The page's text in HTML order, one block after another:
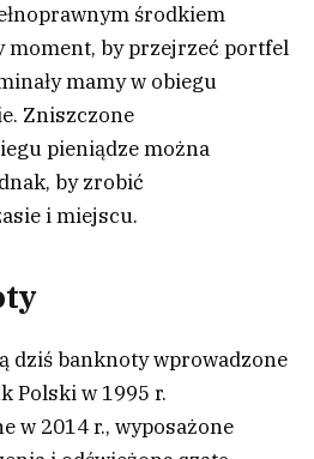
środkiem
moment, by przejrzeć portfel
mamy w obiegu
Zniszczone
pieniądze można
by zrobić
i miejscu.
dziś banknoty wprowadzone
Polski w 1995 r.
w 2014 r., wyposażone